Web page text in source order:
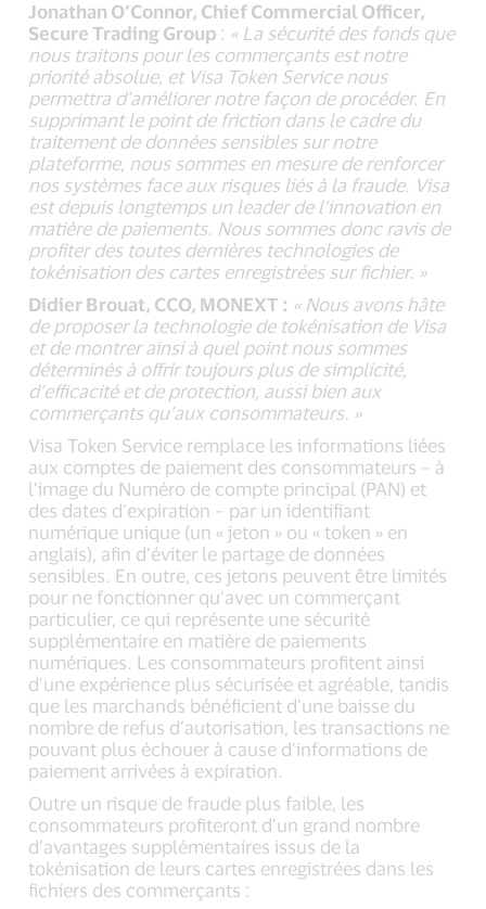
Jonathan O’Connor, Chief Commercial Officer,
Secure Trading Group : « La sécurité des fonds que
nous traitons pour les commerçants est notre
priorité absolue, et Visa Token Service nous
permettra d’améliorer notre façon de procéder. En
supprimant le point de friction dans le cadre du
traitement de données sensibles sur notre
plateforme, nous sommes en mesure de renforcer
nos systèmes face aux risques liés à la fraude. Visa
est depuis longtemps un leader de l’innovation en
matière de paiements. Nous sommes donc ravis de
profiter des toutes dernières technologies de
tokénisation des cartes enregistrées sur fichier. »
Didier Brouat, CCO, MONEXT : « Nous avons hâte
de proposer la technologie de tokénisation de Visa
et de montrer ainsi à quel point nous sommes
déterminés à offrir toujours plus de simplicité,
d’efficacité et de protection, aussi bien aux
commerçants qu’aux consommateurs. »
Visa Token Service remplace les informations liées
aux comptes de paiement des consommateurs – à
l’image du Numéro de compte principal (PAN) et
des dates d’expiration – par un identifiant
numérique unique (un « jeton » ou « token » en
anglais), afin d’éviter le partage de données
sensibles. En outre, ces jetons peuvent être limités
pour ne fonctionner qu’avec un commerçant
particulier, ce qui représente une sécurité
supplémentaire en matière de paiements
numériques. Les consommateurs profitent ainsi
d’une expérience plus sécurisée et agréable, tandis
que les marchands bénéficient d’une baisse du
nombre de refus d’autorisation, les transactions ne
pouvant plus échouer à cause d’informations de
paiement arrivées à expiration.
Outre un risque de fraude plus faible, les
consommateurs profiteront d’un grand nombre
d’avantages supplémentaires issus de la
tokénisation de leurs cartes enregistrées dans les
fichiers des commerçants :